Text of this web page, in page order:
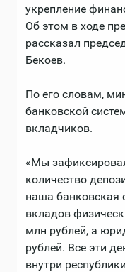
укрепление
Об этом в ходе
рассказал
Бекоев.
По его словам,
банковской
вкладчиков.
«Мы
количество
наша банковская
вкладов
млн рублей, а
рублей. Все эти
внутри